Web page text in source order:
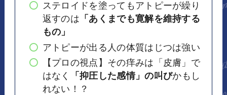
ステロイドを塗ってもアトピーが繰り
返すのは 「あくまでも寛解を維持する
もの」
アトピーが出る人の体質はじつは強い
【プロの視点】その痒みは「皮膚」で
はなく
「抑圧した感情」の叫びかもし
れない！？